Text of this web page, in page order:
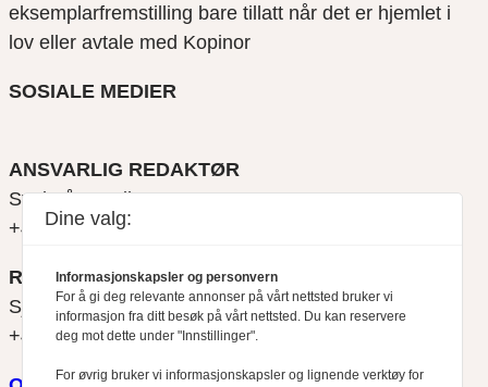
eksemplarfremstilling bare tillatt når det er hjemlet i
lov eller avtale med Kopinor
SOSIALE MEDIER
ANSVARLIG REDAKTØR
Svein Åge Eriksen
+47 900 79 547
REDAKTØR
Sjur Anda
+47 470 34 460
Dine valg:
Informasjonskapsler og personvern
For å gi deg relevante annonser på vårt nettsted bruker vi
informasjon fra ditt besøk på vårt nettsted. Du kan reservere
deg mot dette under "Innstillinger".
For øvrig bruker vi informasjonskapsler og lignende verktøy for